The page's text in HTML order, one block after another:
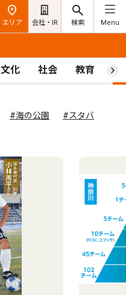
エリア 会社・IR 検索 Menu
文化 社会 教育 ス
#海の公園 #スタバ